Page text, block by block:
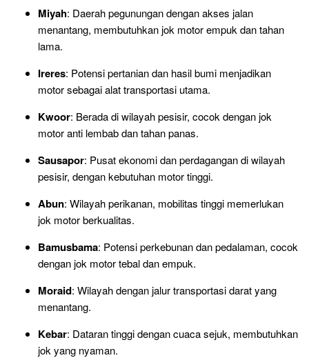
Miyah: Daerah pegunungan dengan akses jalan
menantang, membutuhkan jok motor empuk dan tahan
lama.
Ireres: Potensi pertanian dan hasil bumi menjadikan
motor sebagai alat transportasi utama.
Kwoor: Berada di wilayah pesisir, cocok dengan jok
motor anti lembab dan tahan panas.
Sausapor: Pusat ekonomi dan perdagangan di wilayah
pesisir, dengan kebutuhan motor tinggi.
Abun: Wilayah perikanan, mobilitas tinggi memerlukan
jok motor berkualitas.
Bamusbama: Potensi perkebunan dan pedalaman, cocok
dengan jok motor tebal dan empuk.
Moraid: Wilayah dengan jalur transportasi darat yang
menantang.
Kebar: Dataran tinggi dengan cuaca sejuk, membutuhkan
jok yang nyaman.